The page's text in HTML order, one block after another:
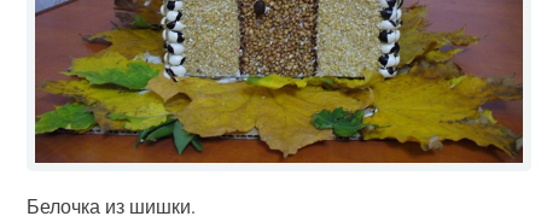
Белочка из шишки.